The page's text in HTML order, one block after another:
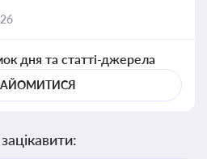
дня та статті-джерела